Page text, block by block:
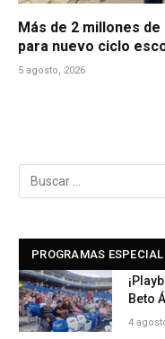
Más de 2 millones
para nuevo ciclo
5 agosto, 2026
PROGRAMAS
Beto
4